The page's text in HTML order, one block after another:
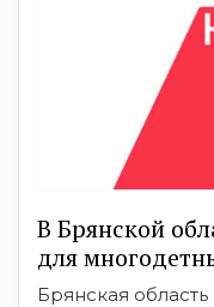
В Брянской
для
Брянская